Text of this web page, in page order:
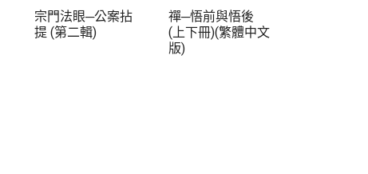
宗門法眼─公案拈
提 (第二輯)
禪─悟前與悟後
(上下冊)(繁體中文
版)